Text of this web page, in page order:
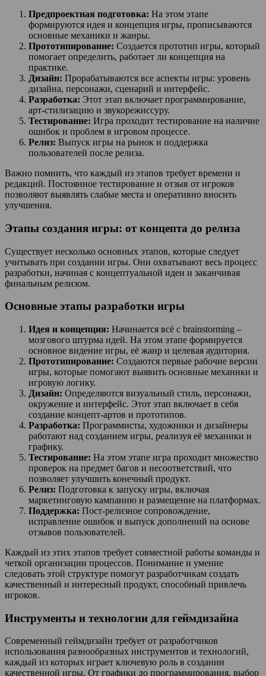
Предпроектная подготовка: На этом этапе
формируются идея и концепция игры, прописываются
основные механики и жанры.
Прототипирование: Создается прототип игры, который
помогает определить, работает ли концепция на
практике.
Дизайн: Прорабатываются все аспекты игры: уровень
дизайна, персонажи, сценарий и интерфейс.
Разработка: Этот этап включает программирование,
арт-стилизацию и звукорежиссуру.
Тестирование: Игра проходит тестирование на наличие
ошибок и проблем в игровом процессе.
Релиз: Выпуск игры на рынок и поддержка
пользователей после релиза.
Важно помнить, что каждый из этапов требует времени и
редакций. Постоянное тестирование и отзыв от игроков
позволяют выявлять слабые места и оперативно вносить
улучшения.
Этапы создания игры: от концепта до релиза
Существует несколько основных этапов, которые следует
учитывать при создании игры. Они охватывают весь процесс
разработки, начиная с концептуальной идеи и заканчивая
финальным релизом.
Основные этапы разработки игры
Идея и концепция: Начинается всё с brainstorming –
мозгового штурма идей. На этом этапе формируется
основное видение игры, её жанр и целевая аудитория.
Прототипирование: Создаются первые рабочие версии
игры, которые помогают выявить основные механики и
игровую логику.
Дизайн: Определяются визуальный стиль, персонажи,
окружение и интерфейс. Этот этап включает в себя
создание концепт-артов и прототипов.
Разработка: Программисты, художники и дизайнеры
работают над созданием игры, реализуя её механики и
графику.
Тестирование: На этом этапе игра проходит множество
проверок на предмет багов и несоответствий, что
позволяет улучшить конечный продукт.
Релиз: Подготовка к запуску игры, включая
маркетинговую кампанию и размещение на платформах.
Поддержка: Пост-релизное сопровождение,
исправление ошибок и выпуск дополнений на основе
отзывов пользователей.
Каждый из этих этапов требует совместной работы команды и
четкой организации процессов. Понимание и умение
следовать этой структуре помогут разработчикам создать
качественный и интересный продукт, способный привлечь
игроков.
Инструменты и технологии для геймдизайна
Современный геймдизайн требует от разработчиков
использования разнообразных инструментов и технологий,
каждый из которых играет ключевую роль в создании
качественной игры. От графики до программирования, выбор